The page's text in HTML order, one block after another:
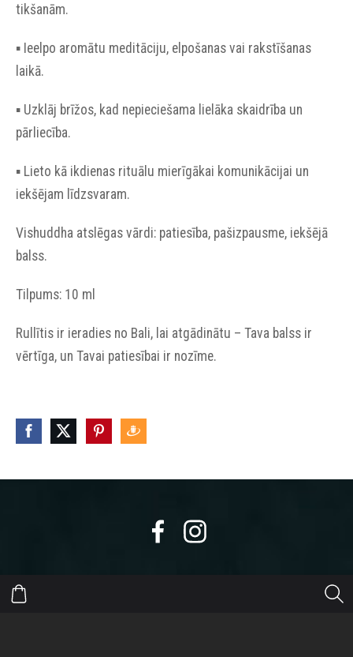
tikšanām.
▪︎ Ieelpo aromātu meditāciju, elpošanas vai rakstīšanas
laikā.
▪︎ Uzklāj brīžos, kad nepieciešama lielāka skaidrība un
pārliecība.
▪︎ Lieto kā ikdienas rituālu mierīgākai komunikācijai un
iekšējam līdzsvaram.
Vishuddha atslēgas vārdi: patiesība, pašizpausme, iekšējā
balss.
Tilpums: 10 ml
Rullītis ir ieradies no Bali, lai atgādinātu – Tava balss ir
vērtīga, un Tavai patiesībai ir nozīme.
https://eepurl.com/dyikxr